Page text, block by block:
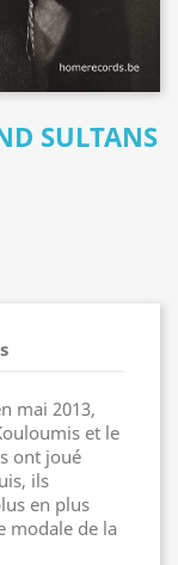
SULTANS
mai 2013,
et le
ont joué
ils
en plus
modale de la